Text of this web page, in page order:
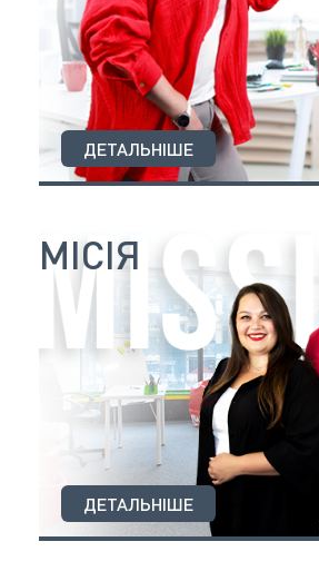
ДЕТАЛЬНІШЕ
МІСІЯ
ДЕТАЛЬНІШЕ